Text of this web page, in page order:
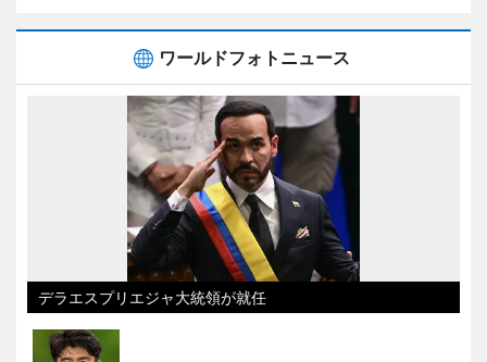
ワールドフォトニュース
デラエスプリエジャ大統領が就任